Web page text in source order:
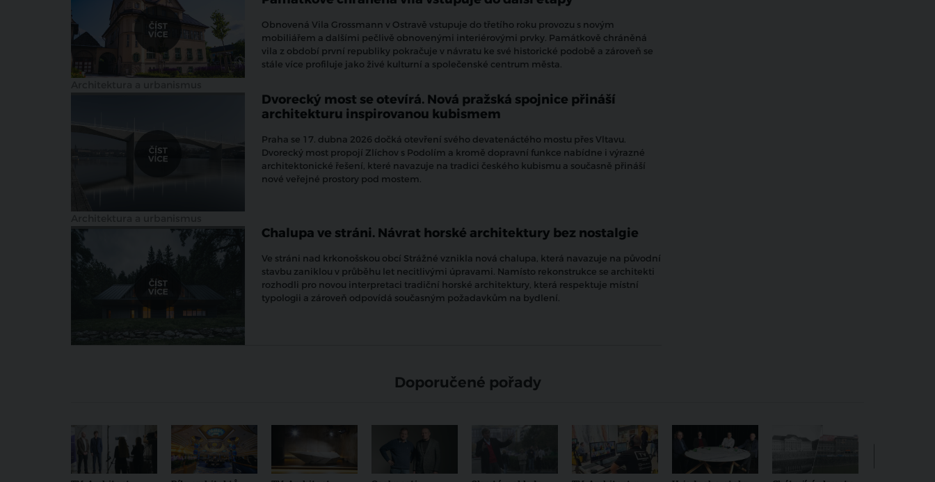
Obnovená Vila Grossmann v Ostravě vstupuje do třetího roku provozu s novým
mobiliářem a dalšími pečlivě obnovenými interiérovými prvky. Památkově chráněná
vila z období první republiky pokračuje v návratu ke své historické podobě a zároveň se
stále více profiluje jako živé kulturní a společenské centrum města.
Dvorecký most se otevírá. Nová pražská spojnice přináší
architekturu inspirovanou kubismem
Praha se 17. dubna 2026 dočká otevření svého devatenáctého mostu přes Vltavu.
Dvorecký most propojí Zlíchov s Podolím a kromě dopravní funkce nabídne i výrazné
architektonické řešení, které navazuje na tradici českého kubismu a současně přináší
nové veřejné prostory pod mostem.
Chalupa ve stráni. Návrat horské architektury bez nostalgie
Ve stráni nad krkonošskou obcí Strážné vznikla nová chalupa, která navazuje na původní
stavbu zaniklou v průběhu let necitlivými úpravami. Namísto rekonstrukce se architekti
rozhodli pro novou interpretaci tradiční horské architektury, která respektuje místní
typologii a zároveň odpovídá současným požadavkům na bydlení.
Doporučené pořady